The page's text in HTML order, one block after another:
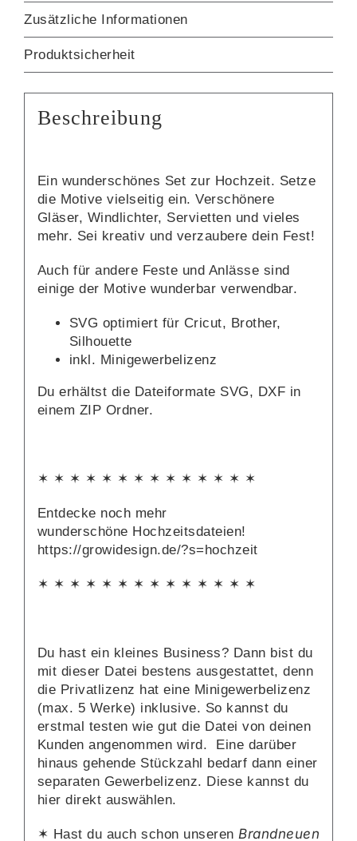
Zusätzliche Informationen
Produktsicherheit
Beschreibung
Ein wunderschönes Set zur Hochzeit. Setze
die Motive vielseitig ein. Verschönere
Gläser, Windlichter, Servietten und vieles
mehr. Sei kreativ und verzaubere dein Fest!
Auch für andere Feste und Anlässe sind
einige der Motive wunderbar verwendbar.
SVG optimiert für Cricut, Brother,
Silhouette
inkl. Minigewerbelizenz
Du erhältst die Dateiformate SVG, DXF in
einem ZIP Ordner.
✶ ✶ ✶ ✶ ✶ ✶ ✶ ✶ ✶ ✶ ✶ ✶ ✶ ✶
Entdecke noch mehr
wunderschöne Hochzeitsdateien!
https://growidesign.de/?s=hochzeit
✶ ✶ ✶ ✶ ✶ ✶ ✶ ✶ ✶ ✶ ✶ ✶ ✶ ✶
Du hast ein kleines Business? Dann bist du
mit dieser Datei bestens ausgestattet, denn
die Privatlizenz hat eine Minigewerbelizenz
(max. 5 Werke) inklusive. So kannst du
erstmal testen wie gut die Datei von deinen
Kunden angenommen wird. Eine darüber
hinaus gehende Stückzahl bedarf dann einer
separaten Gewerbelizenz. Diese kannst du
hier direkt auswählen.
✶ Hast du auch schon unserenBrandneuen